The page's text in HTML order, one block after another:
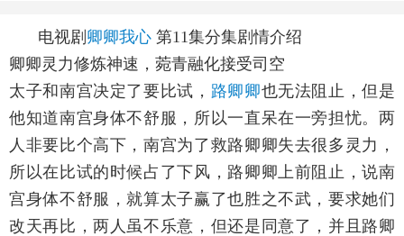
电视剧 卿卿我心 第11集分集剧情介绍
卿卿灵力修炼神速，菀青融化接受司空
太子和南宫决定了要比试， 路卿卿也无法阻止，但是
他知道南宫身体不舒服，所以一直呆在一旁担忧。两
人非要比个高下，南宫为了救路卿卿失去很多灵力，
所以在比试的时候占了下风，路卿卿上前阻止，说南
宫身体不舒服，就算太子赢了也胜之不武，要求她们
改天再比，两人虽不乐意，但还是同意了，并且路卿